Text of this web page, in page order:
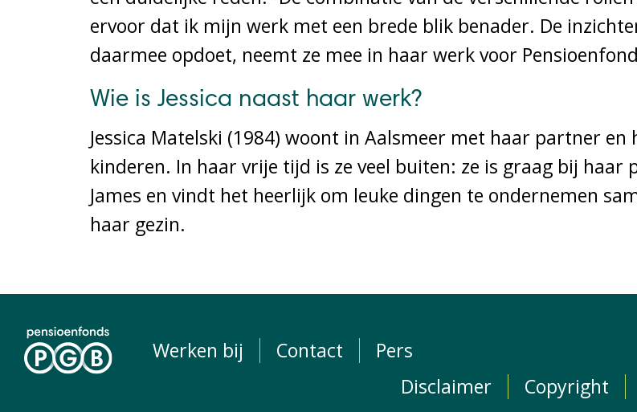
ervoor dat ik mijn werk met een brede blik benader. De
daarmee opdoet, neemt ze mee in haar werk voor
Wie is Jessica naast haar werk?
Jessica Matelski (1984) woont in Aalsmeer met haar partner en
kinderen. In haar vrije tijd is ze veel buiten: ze is graag bij haar
James en vindt het heerlijk om leuke dingen te ondernemen
haar gezin.
Werken bij Contact
Pers
Disclaimer
Copyright